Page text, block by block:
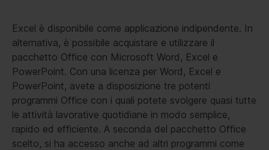
Excel è disponibile come applicazione indipendente. In
alternativa, è possibile acquistare e utilizzare il
pacchetto Office con Microsoft Word, Excel e
PowerPoint. Con una licenza per Word, Excel e
PowerPoint, avete a disposizione tre potenti
programmi Office con i quali potete svolgere quasi tutte
le attività lavorative quotidiane in modo semplice,
rapido ed efficiente. A seconda del pacchetto Office
scelto, si ha accesso anche ad altri programmi come